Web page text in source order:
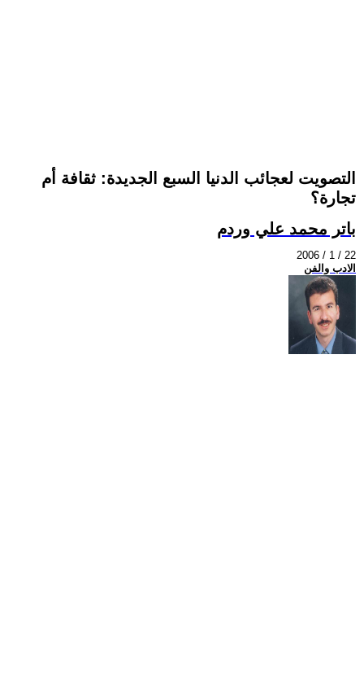
التصويت لعجائب الدنيا السبع الجديدة: ثقافة أم
تجارة؟
باتر محمد علي وردم
2006 / 1 / 22
الادب والفن